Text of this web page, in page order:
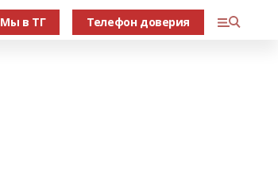
Мы в ТГ Телефон доверия